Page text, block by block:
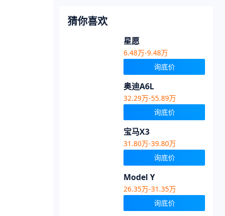
猜你喜欢
星愿
6.48万-9.48万
询底价
奥迪A6L
32.29万-55.89万
询底价
宝马X3
31.80万-39.80万
询底价
Model Y
26.35万-31.35万
询底价